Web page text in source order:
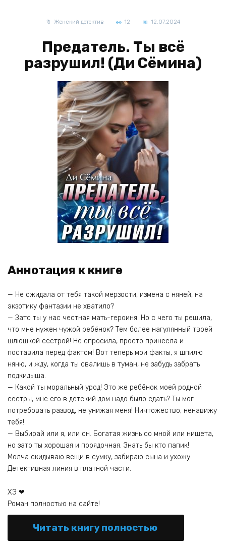
Женский детектив 12 12.07.2024
Предатель. Ты всё
разрушил! (Ди Сёмина)
Аннотация к книге
— Не ожидала от тебя такой мерзости, измена с няней, на
экзотику фантазии не хватило?
— Зато ты у нас честная мать-героиня. Но с чего ты решила,
что мне нужен чужой ребёнок? Тем более нагулянный твоей
шлюшкой сестрой! Не спросила, просто принесла и
поставила перед фактом! Вот теперь мои факты, я шпилю
няню, и жду, когда ты свалишь в туман, не забудь забрать
подкидыша.
— Какой ты моральный урод! Это же ребёнок моей родной
сестры, мне его в детский дом надо было сдать? Ты мог
потребовать развод, не унижая меня! Ничтожество, ненавижу
тебя!
— Выбирай или я, или он. Богатая жизнь со мной или нищета,
но зато ты хорошая и порядочная. Знать бы кто папик!
Молча скидываю вещи в сумку, забираю сына и ухожу.
Детективная линия в платной части.
ХЭ ❤
Роман полностью на сайте!
Читать книгу полностью